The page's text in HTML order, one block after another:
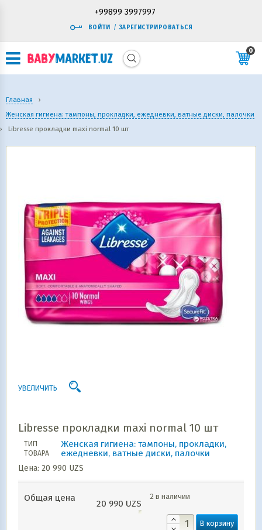
+99899 3997997
ВОЙТИ / ЗАРЕГИСТРИРОВАТЬСЯ
0
Главная
›
Женская гигиена: тампоны, прокладки, ежедневки, ватные диски, палочки
›
Libresse прокладки maxi normal 10 шт
УВЕЛИЧИТЬ
Libresse прокладки maxi normal 10 шт
ТИП
ТОВАРА
Женская гигиена: тампоны, прокладки,
ежедневки, ватные диски, палочки
Цена: 20 990 UZS
Общая цена
20 990 UZS
2 в наличии
В корзину